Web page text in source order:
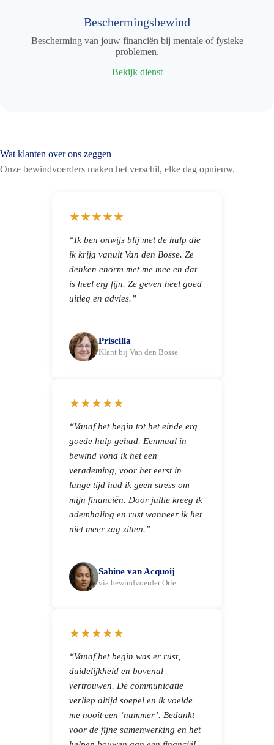
Beschermingsbewind
Bescherming van jouw financiën bij mentale of fysieke
problemen.
Bekijk dienst
Wat klanten over ons zeggen
Onze bewindvoerders maken het verschil, elke dag opnieuw.
★★★★★
“Ik ben onwijs blij met de hulp die
ik krijg vanuit Van den Bosse. Ze
denken enorm met me mee en dat
is heel erg fijn. Ze geven heel goed
uitleg en advies.”
Priscilla
Klant bij Van den Bosse
★★★★★
“Vanaf het begin tot het einde erg
goede hulp gehad. Eenmaal in
bewind vond ik het een
verademing, voor het eerst in
lange tijd had ik geen stress om
mijn financiën. Door jullie kreeg ik
ademhaling en rust wanneer ik het
niet meer zag zitten.”
Sabine van Acquoij
via bewindvoerder Orie
★★★★★
“Vanaf het begin was er rust,
duidelijkheid en bovenal
vertrouwen. De communicatie
verliep altijd soepel en ik voelde
me nooit een ‘nummer’. Bedankt
voor de fijne samenwerking en het